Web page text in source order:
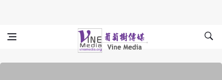
Vine Media
葡萄樹傳媒